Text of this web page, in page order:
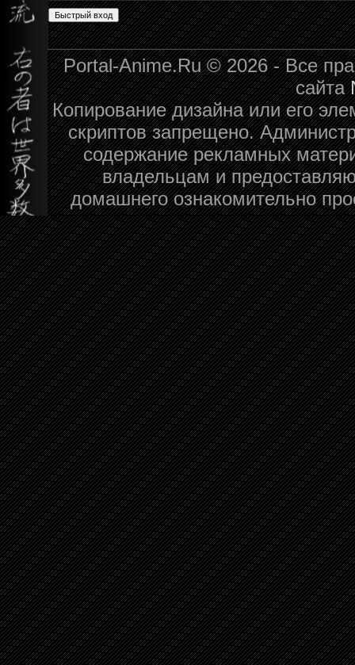
Portal-Anime.Ru © 2026 - Все
сайта
Копирование дизайна или его
скриптов запрещено.
содержание рекламных
владельцам и
домашнего ознакомительно